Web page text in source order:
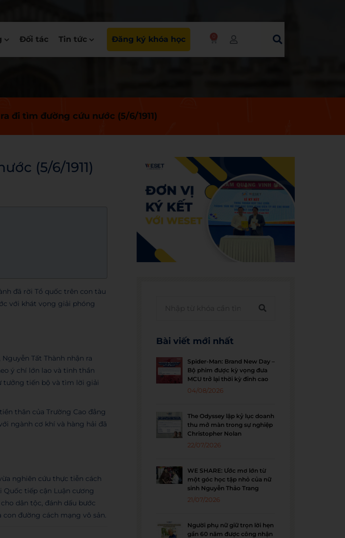
Đối tác Tin tức Đăng ký khóa học 0
đi tìm đường cứu nước (5/6/1911)
(5/6/1911)
đã rời Tổ quốc trên con tàu
với khát vọng giải phóng
Tất Thành nhận ra
ý chí lớn lao và tinh thần
tưởng tiến bộ và tìm lời giải
thân của Trường Cao đẳng
ngành cơ khí và hàng hải đã
nghiên cứu thực tiễn cách
tiếp cận Luận cương
dân tộc, đánh dấu bước
đường cách mạng vô sản.
Bài viết mới nhất
Spider-Man: Brand New Day –
Bộ phim được kỳ vọng đưa
MCU trở lại thời kỳ đỉnh cao
04/08/2026
The Odyssey lập kỷ lục doanh
thu mở màn trong sự nghiệp
Christopher Nolan
22/07/2026
WE SHARE: Ước mơ lớn từ
một góc học tập nhỏ của nữ
sinh Nguyễn Thảo Trang
21/07/2026
Người phụ nữ giữ trọn lời hẹn
gần 60 năm được công nhận